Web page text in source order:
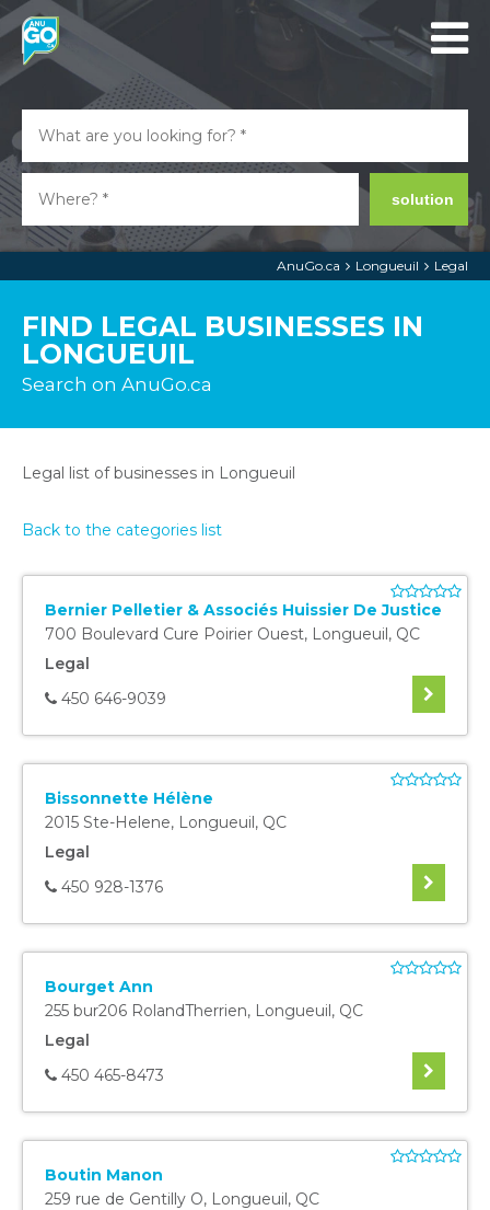
solution
AnuGo.ca Longueuil Legal
FIND LEGAL BUSINESSES IN
LONGUEUIL
Search on AnuGo.ca
Legal list of businesses in Longueuil
Back to the categories list
Bernier Pelletier & Associés Huissier De Justice
700 Boulevard Cure Poirier Ouest, Longueuil, QC
Legal
450 646-9039
Bissonnette Hélène
2015 Ste-Helene, Longueuil, QC
Legal
450 928-1376
Bourget Ann
255 bur206 RolandTherrien, Longueuil, QC
Legal
450 465-8473
Boutin Manon
259 rue de Gentilly O, Longueuil, QC